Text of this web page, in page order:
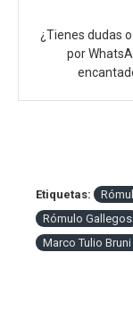
¿Tienes dudas
por
Etiquetas:
Rómulo Gallegos
Marco Tulio Bruni